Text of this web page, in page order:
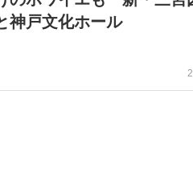
神戸文化ホール